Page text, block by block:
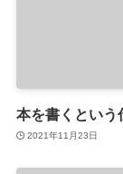
本を書くという
2021年11月23日